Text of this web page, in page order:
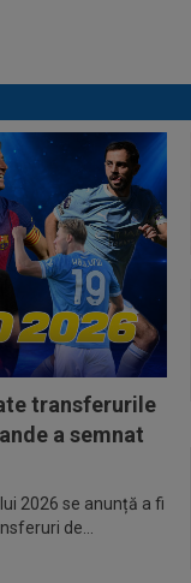
transferurile
a semnat
2026 se anunță a fi
de...